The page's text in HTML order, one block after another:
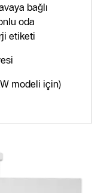
bağlı
oda
etiketi
modeli için)